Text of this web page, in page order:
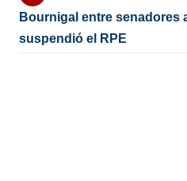
Bournigal entre senadores
suspendió el RPE